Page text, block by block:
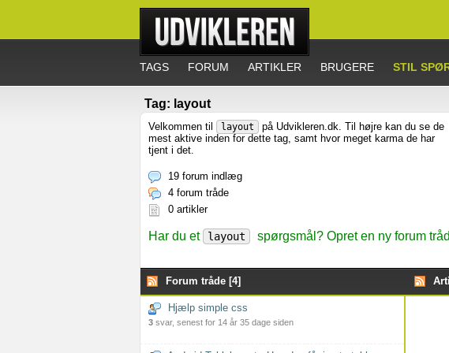
TAGS FORUM ARTIKLER BRUGERE STIL
Tag: layout
Velkommen til layout
på Udvikleren.dk. Til højre kan du se de
mest aktive inden for dette tag, samt hvor meget karma de har
tjent i det.
19 forum indlæg
4 forum tråde
0 artikler
Har du et layout spørgsmål? Opret en ny forum
Forum tråde [4]
Hjælp simple css
3 svar, senest for 14 år 35 dage siden